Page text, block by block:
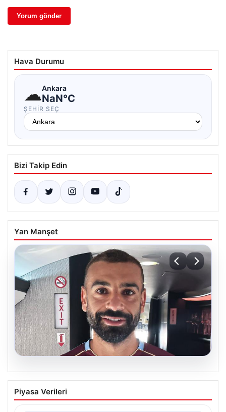
Hava Durumu
☁Ankara
NaN°C
ŞEHIR SEÇ
Bizi Takip Edin
Yan Manşet
Trabzonspor’un Yeni Yıldızı Salah,
İstanbul’a Ayak Bastı
Piyasa Verileri